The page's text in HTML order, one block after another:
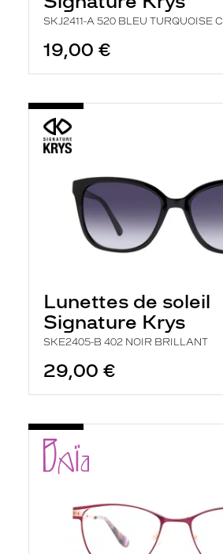
SKJ2411-A 520 BLEU TURQUOISE C
19,00 €
Lunettes de soleil
Signature Krys
SKE2405-B 402 NOIR BRILLANT
29,00 €